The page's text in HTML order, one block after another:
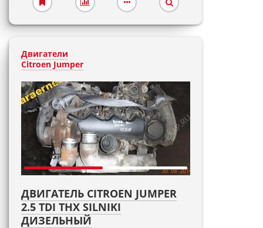
Двигатели
Citroen Jumper
ДВИГАТЕЛЬ CITROEN JUMPER
2.5 TDI THX SILNIKI
ДИЗЕЛЬНЫЙ